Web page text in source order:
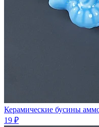
Керамические бусины
19 ₽